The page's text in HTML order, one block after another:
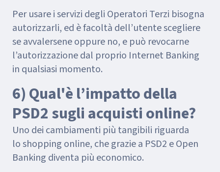
Per usare i servizi degli Operatori Terzi bisogna
autorizzarli, ed è facoltà dell’utente scegliere
se avvalersene oppure no, e può revocarne
l’autorizzazione dal proprio Internet Banking
in qualsiasi momento.
6) Qual'è l’impatto della
PSD2 sugli acquisti online?
Uno dei cambiamenti più tangibili riguarda
lo shopping online, che grazie a PSD2 e Open
Banking diventa più economico.